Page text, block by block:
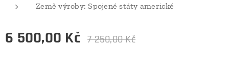
Země výroby: Spojené státy americké
6 500,00 Kč 7 250,00Kč